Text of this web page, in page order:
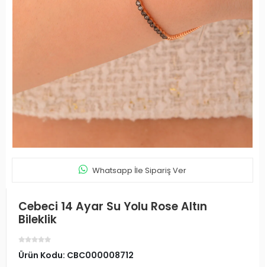
Whatsapp İle Sipariş Ver
Cebeci 14 Ayar Su Yolu Rose Altın
Bileklik
Ürün Kodu: CBC000008712